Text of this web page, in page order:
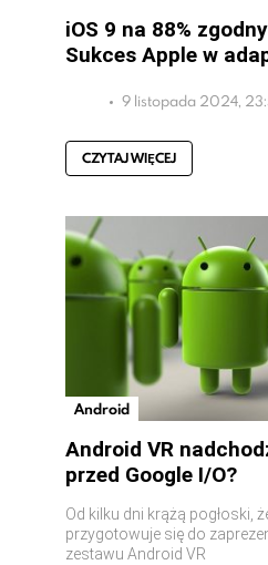
iOS 9 na 88%
Sukces Apple w
9 listopada 2024,
CZYTAJ WIĘCEJ
Android
Android VR
przed Google I/O?
Od kilku dni krążą pogłoski,
przygotowuje się do
zestawu Android VR